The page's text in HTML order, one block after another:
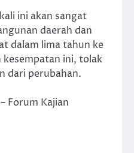
ini akan sangat
daerah dan
dalam lima tahun ke
kesempatan ini, tolak
dari perubahan.
Forum Kajian